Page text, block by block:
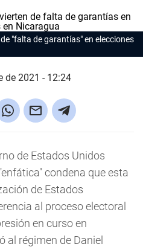
"falta de garantías" en elecciones
de 2021 - 12:24
de Estados Unidos
condena que esta
de Estados
al proceso electoral
en curso en
al régimen de Daniel